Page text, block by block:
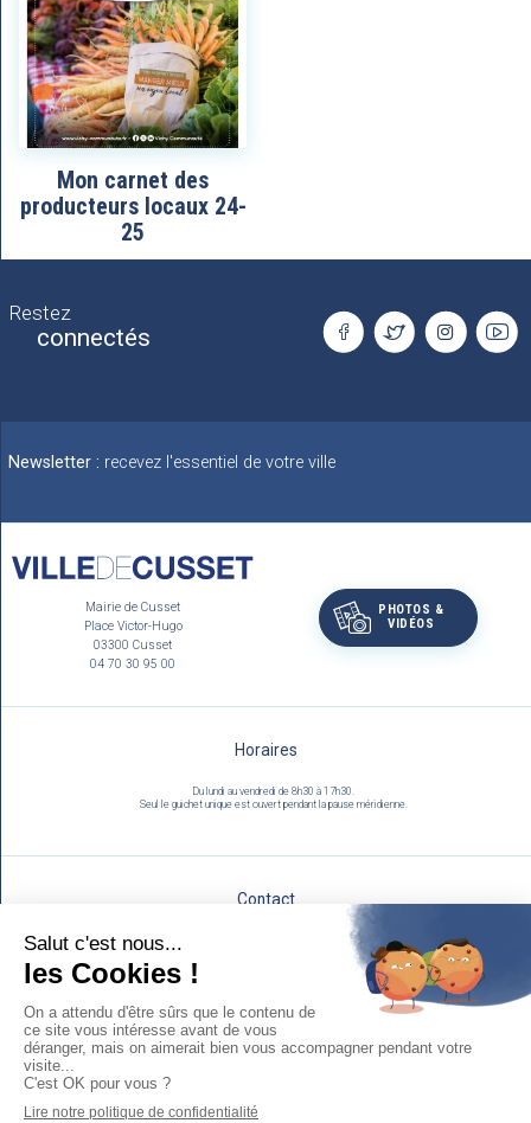
Mon carnet des
producteurs locaux 24-
25
Restez
connectés
Newsletter : recevez l'essentiel de votre ville
Mairie de Cusset
Place Victor-Hugo
03300 Cusset
04 70 30 95 00
PHOTOS &
VIDÉOS
Horaires
Du lundi au vendredi de 8h30 à 17h30.
Seul le guichet unique est ouvert pendant la pause méridienne.
Contact